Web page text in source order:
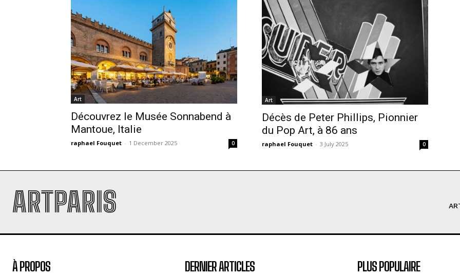
Art
Découvrez le Musée Sonnabend à
Mantoue, Italie
raphael Fouquet - 1 December 2025 0
Art
Décès de Peter Phillips, Pionnier
du Pop Art, à 86 ans
raphael Fouquet - 3 July 2025 0
ARTPARIS
À PROPOS DERNIER ARTICLES PLUS POPULAIRE